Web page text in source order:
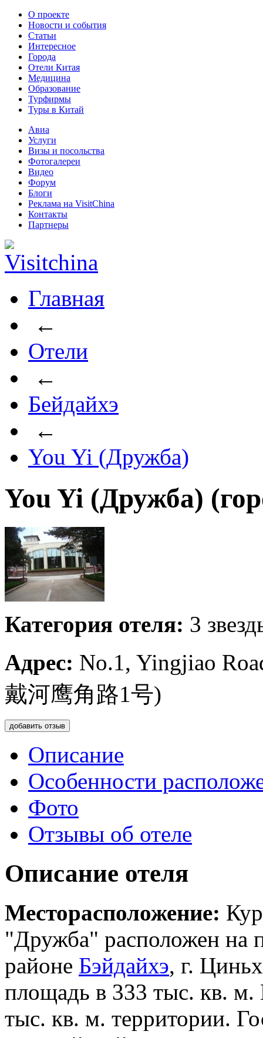
О проекте
Новости и события
Статьи
Интересное
Города
Отели Китая
Медицина
Образование
Турфирмы
Туры в Китай
Авиа
Услуги
Визы и посольства
Фотогалереи
Видео
Форум
Блоги
Реклама на VisitChina
Контакты
Партнеры
Главная
←
Отели
←
Бейдайхэ
←
You Yi (Дружба)
You Yi (Дружба)
Категория отеля: 3
Адрес: No.1, Yingjiao
戴河鹰角路1号)
добавить отзыв
Описание
Особенности
Фото
Отзывы об отеле
Описание отеля
Месторасположение:
"Дружба" расположен на
районе Бэйдайхэ, г.
площадь в 333 тыс. кв. м.
тыс. кв. м. территории.